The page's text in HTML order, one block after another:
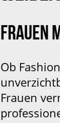
FRAUEN
Ob
Frauen